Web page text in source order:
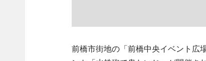
前橋市街地の「前橋中央イベント広